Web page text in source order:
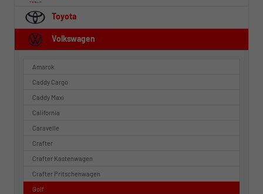
Toyota
Volkswagen
Amarok
Caddy Cargo
Caddy Maxi
California
Caravelle
Crafter
Crafter Kastenwagen
Crafter Pritschenwagen
Golf